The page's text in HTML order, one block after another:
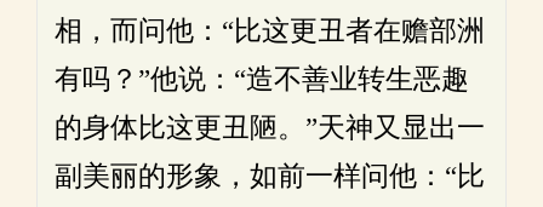
相，而问他：“比这更丑者在赡部洲
有吗？”他说：“造不善业转生恶趣
的身体比这更丑陋。”天神又显出一
副美丽的形象，如前一样问他：“比